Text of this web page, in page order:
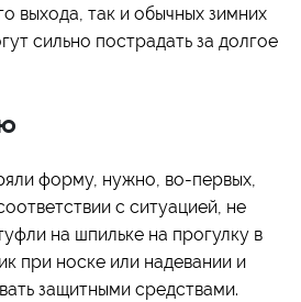
выхода, так и обычных зимних
сильно пострадать за долгое
форму, нужно, во-первых,
с ситуацией, не
на шпильке на прогулку в
при носке или надевании и
защитными средствами.